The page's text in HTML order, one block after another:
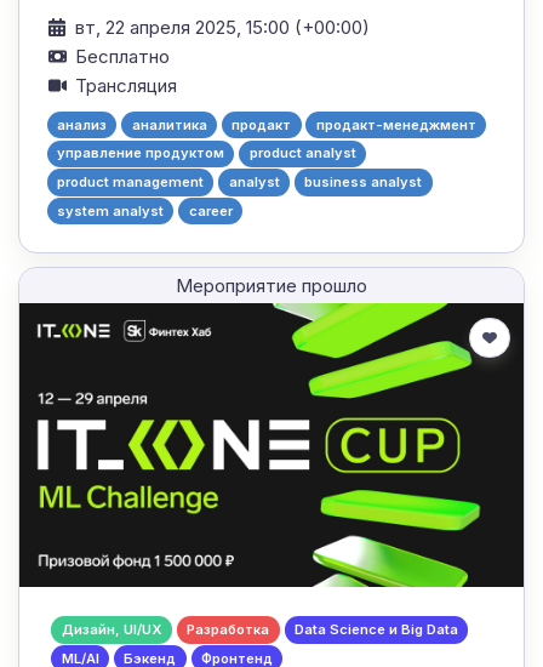
вт, 22 апреля 2025, 15:00 (+00:00)
Бесплатно
Трансляция
анализ аналитика продакт
продакт-менеджмент
управление продуктом
product analyst
product management
analyst
business analyst
system analyst
career
Мероприятие прошло
Дизайн, UI/UX Разработка
Data Science и Big Data
ML/AI
Бэкенд
Фронтенд